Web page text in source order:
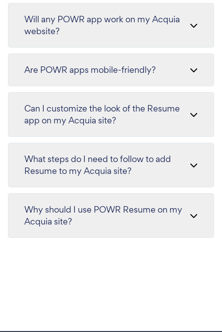
Will any POWR app work on my Acquia
website?
Are POWR apps mobile-friendly?
Can I customize the look of the Resume
app on my Acquia site?
What steps do I need to follow to add
Resume to my Acquia site?
Why should I use POWR Resume on my
Acquia site?